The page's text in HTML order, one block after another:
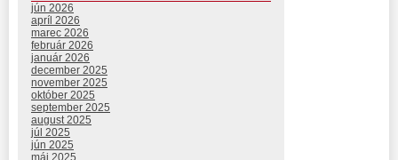
jún 2026
apríl 2026
marec 2026
február 2026
január 2026
december 2025
november 2025
október 2025
september 2025
august 2025
júl 2025
jún 2025
máj 2025